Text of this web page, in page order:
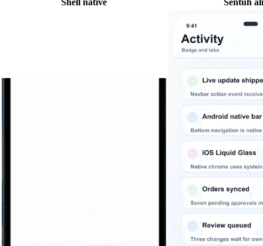
Shell native Sentuh